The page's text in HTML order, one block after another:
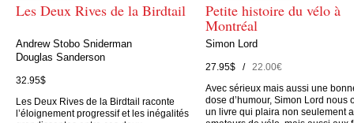
Les Deux Rives de la Birdtail
Andrew Stobo Sniderman
Douglas Sanderson
32.95$
Les Deux Rives de la Birdtail raconte
l’éloignement progressif et les inégalités
Petite histoire du vélo à
Montréal
Simon Lord
27.95$ /22.00€
Avec sérieux mais aussi une
dose d’humour, Simon Lord nous
un livre qui plaira non seulement